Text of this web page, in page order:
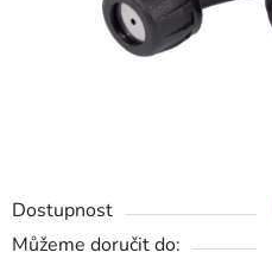
Dostupnost
Můžeme doručit do: